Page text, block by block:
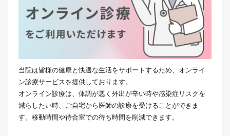
当院は皆様の健康と快適な生活をサポートするため、オンライ
ン診療サービスを提供しております。
オンライン診療は、体調が悪く外出が辛い時や感染症リスクを
減らしたい時、ご自宅から医師の診療を受けることができま
す。移動時間や待合室での待ち時間を削減できます。